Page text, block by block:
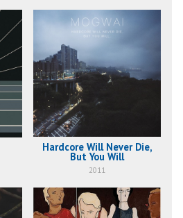
Hardcore Will Never Die,
But You Will
2011